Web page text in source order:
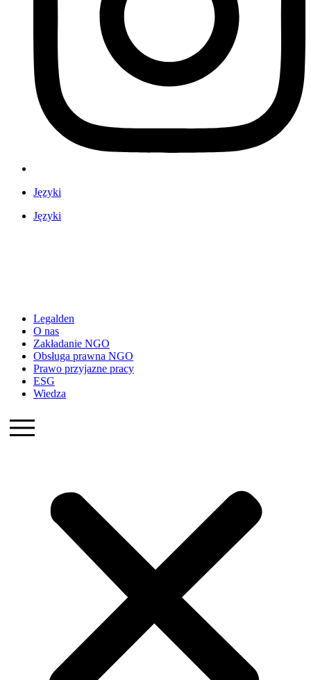
Języki
Języki
Legalden
O nas
Zakładanie NGO
Obsługa prawna NGO
Prawo przyjazne pracy
ESG
Wiedza